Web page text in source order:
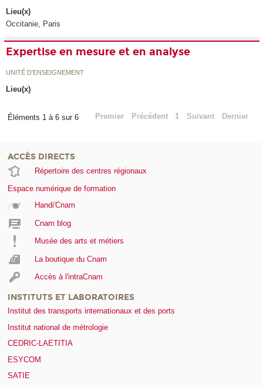
Lieu(x)
Occitanie, Paris
Expertise en mesure et en analyse
UNITÉ D’ENSEIGNEMENT
Lieu(x)
Éléments 1 à 6 sur 6 Premier Précédent 1 Suivant Dernier
ACCÈS DIRECTS
Répertoire des centres régionaux
Espace numérique de formation
Handi'Cnam
Cnam blog
Musée des arts et métiers
La boutique du Cnam
Accès à l'intraCnam
INSTITUTS ET LABORATOIRES
Institut des transports internationaux et des ports
Institut national de métrologie
CEDRIC-LAETITIA
ESYCOM
SATIE